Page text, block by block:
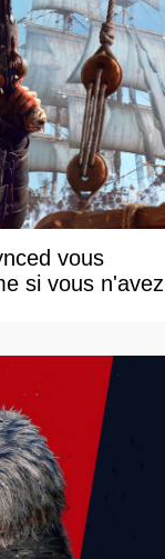
vous
si vous n'avez